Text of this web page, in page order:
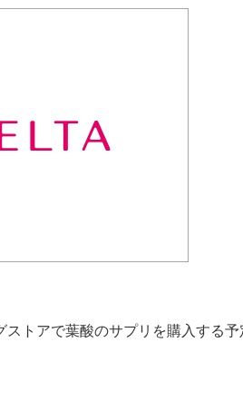
トアで葉酸のサプリを購入する予